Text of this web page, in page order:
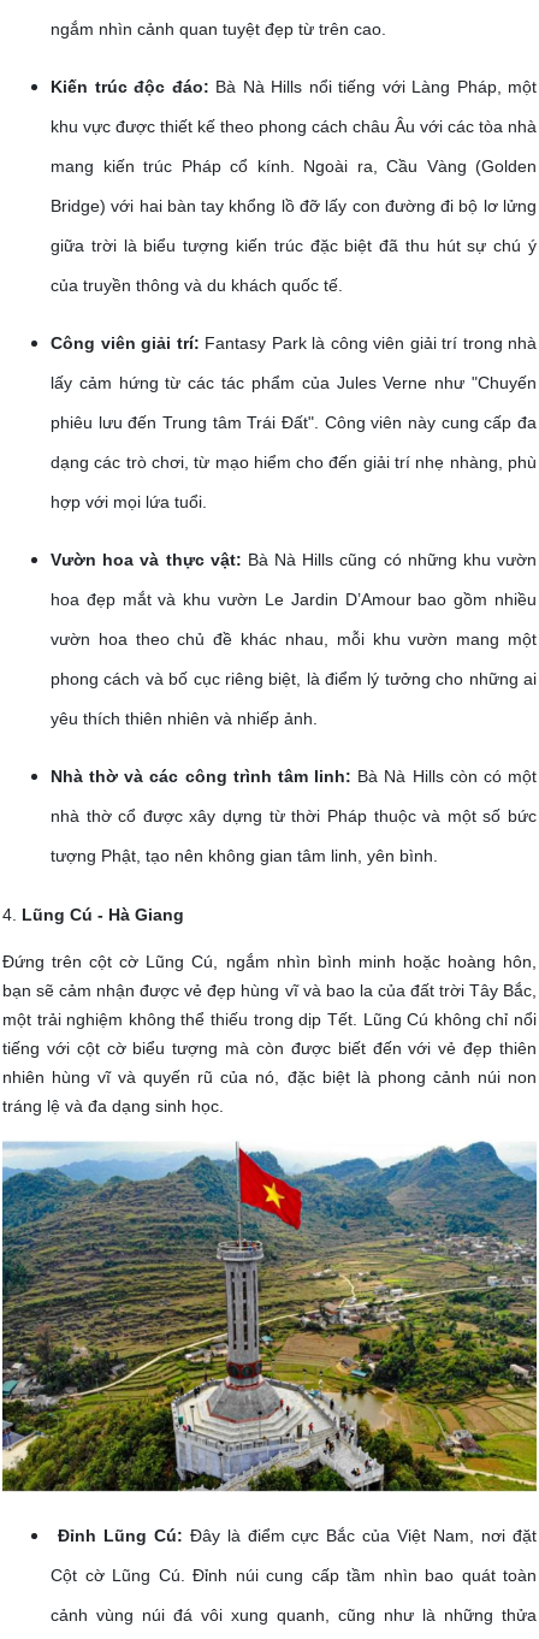
ngắm nhìn cảnh quan tuyệt đẹp từ trên cao.
Kiến trúc độc đáo: Bà Nà Hills nổi tiếng với Làng Pháp, một
khu vực được thiết kế theo phong cách châu Âu với các tòa nhà
mang kiến trúc Pháp cổ kính. Ngoài ra, Cầu Vàng (Golden
Bridge) với hai bàn tay khổng lồ đỡ lấy con đường đi bộ lơ lửng
giữa trời là biểu tượng kiến trúc đặc biệt đã thu hút sự chú ý
của truyền thông và du khách quốc tế.
Công viên giải trí: Fantasy Park là công viên giải trí trong nhà
lấy cảm hứng từ các tác phẩm của Jules Verne như "Chuyến
phiêu lưu đến Trung tâm Trái Đất". Công viên này cung cấp đa
dạng các trò chơi, từ mạo hiểm cho đến giải trí nhẹ nhàng, phù
hợp với mọi lứa tuổi.
Vườn hoa và thực vật: Bà Nà Hills cũng có những khu vườn
hoa đẹp mắt và khu vườn Le Jardin D’Amour bao gồm nhiều
vườn hoa theo chủ đề khác nhau, mỗi khu vườn mang một
phong cách và bố cục riêng biệt, là điểm lý tưởng cho những ai
yêu thích thiên nhiên và nhiếp ảnh.
Nhà thờ và các công trình tâm linh: Bà Nà Hills còn có một
nhà thờ cổ được xây dựng từ thời Pháp thuộc và một số bức
tượng Phật, tạo nên không gian tâm linh, yên bình.
4. Lũng Cú - Hà Giang
Đứng trên cột cờ Lũng Cú, ngắm nhìn bình minh hoặc hoàng hôn,
bạn sẽ cảm nhận được vẻ đẹp hùng vĩ và bao la của đất trời Tây Bắc,
một trải nghiệm không thể thiếu trong dịp Tết. Lũng Cú không chỉ nổi
tiếng với cột cờ biểu tượng mà còn được biết đến với vẻ đẹp thiên
nhiên hùng vĩ và quyến rũ của nó, đặc biệt là phong cảnh núi non
tráng lệ và đa dạng sinh học.
Đỉnh Lũng Cú: Đây là điểm cực Bắc của Việt Nam, nơi đặt
Cột cờ Lũng Cú. Đỉnh núi cung cấp tầm nhìn bao quát toàn
cảnh vùng núi đá vôi xung quanh, cũng như là những thửa